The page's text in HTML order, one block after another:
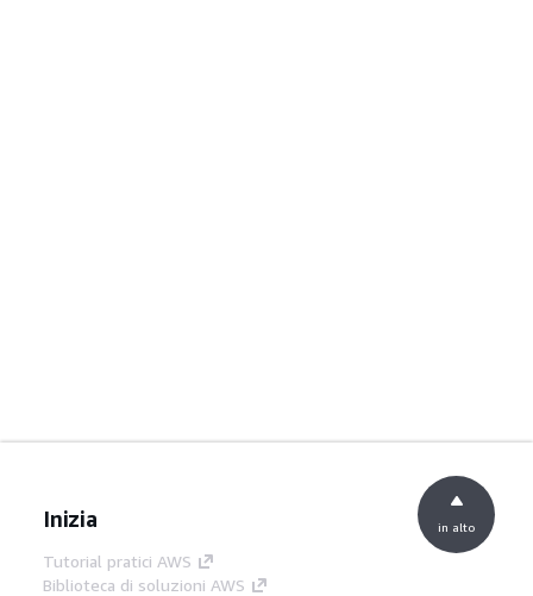
Inizia
Tutorial pratici AWS
Biblioteca di soluzioni AWS
in alto